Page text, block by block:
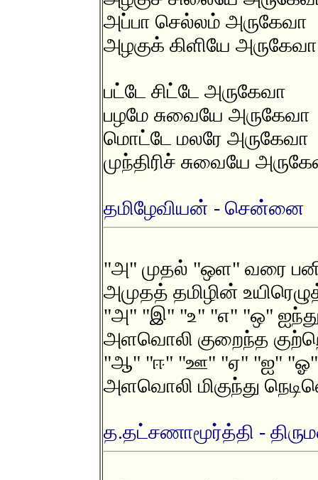
அப்பா செல்லம் அருகேவா
அழகுக் கிளியே அருகேவா
பட்டே சிட்டே அருகேவா
பழமே சுவையே அருகேவா
மொட்டே மலரே அருகேவா
முந்திரிச் சுவையே
தமிழேவியன் - சென்னை
"அ" முதல் "ஒள" வரை
அமுதத் தமிழின்
"அ" "இ" "உ" "எ" "ஒ"
அளவொலி குறைந்த
"ஆ" "ஈ" "ஊ" "ஏ" "ஐ"
அளவொலி மிகுந்து
த.தட்சணாமூர்த்தி -